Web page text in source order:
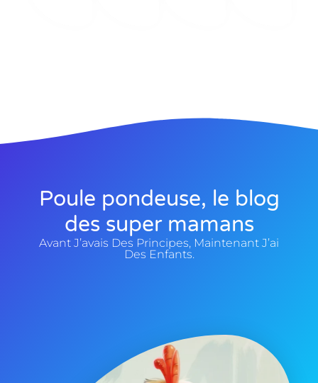
Poule pondeuse, le blog
des super mamans
Avant J’avais Des Principes, Maintenant J’ai
Des Enfants.